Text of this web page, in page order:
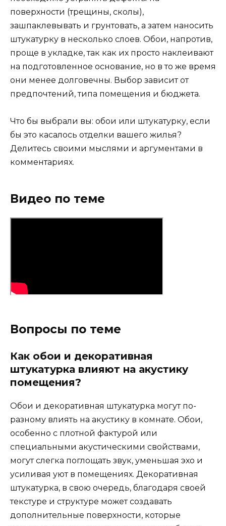
поверхности (трещины, сколы),
зашпаклевывать и грунтовать, а затем наносить
штукатурку в несколько слоев. Обои, напротив,
проще в укладке, так как их просто наклеивают
на подготовленное основание, но в то же время
они менее долговечны. Выбор зависит от
предпочтений, типа помещения и бюджета.
Что бы выбрали вы: обои или штукатурку, если
бы это касалось отделки вашего жилья?
Делитесь своими мыслями и аргументами в
комментариях.
Видео по теме
Вопросы по теме
Как обои и декоративная
штукатурка влияют на акустику
помещения?
Обои и декоративная штукатурка могут по-
разному влиять на акустику в комнате. Обои,
особенно с плотной фактурой или
специальными акустическими свойствами,
могут слегка поглощать звук, уменьшая эхо и
усиливая уют в помещениях. Декоративная
штукатурка, в свою очередь, благодаря своей
текстуре и структуре может создавать
дополнительные поверхности, которые